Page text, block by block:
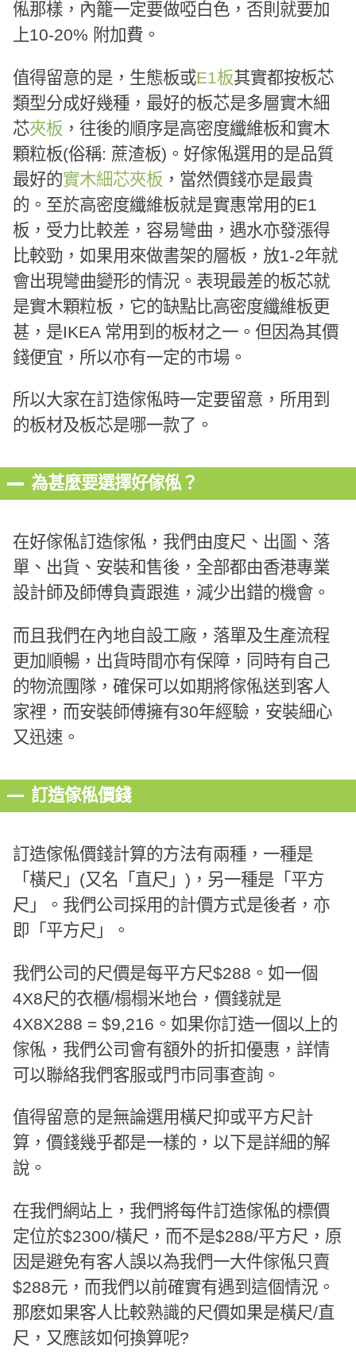
俬那樣，內籠一定要做啞白色，否則就要加
上10-20% 附加費。
值得留意的是，生態板或E1板其實都按板芯
類型分成好幾種，最好的板芯是多層實木細
芯夾板 ，往後的順序是高密度纖維板和實木
顆粒板(俗稱: 蔗渣板)。好傢俬選用的是品質
最好的實木細芯夾板 ，當然價錢亦是最貴
的。至於高密度纖維板就是實惠常用的E1
板，受力比較差，容易彎曲，遇水亦發漲得
比較勁，如果用來做書架的層板，放1-2年就
會出現彎曲變形的情況。表現最差的板芯就
是實木顆粒板，它的缺點比高密度纖維板更
甚，是IKEA 常用到的板材之一。但因為其價
錢便宜，所以亦有一定的市場。
所以大家在訂造傢俬時一定要留意，所用到
的板材及板芯是哪一款了。
為甚麼要選擇好傢俬？
在好傢俬訂造傢俬，我們由度尺、出圖、落
單、出貨、安裝和售後，全部都由香港專業
設計師及師傅負責跟進，減少出錯的機會。
而且我們在內地自設工廠，落單及生產流程
更加順暢，出貨時間亦有保障，同時有自己
的物流團隊，確保可以如期將傢俬送到客人
家裡，而安裝師傅擁有30年經驗，安裝細心
又迅速。
訂造傢俬價錢
訂造傢俬價錢計算的方法有兩種，一種是
「橫尺」(又名「直尺」)，另一種是「平方
尺」。我們公司採用的計價方式是後者，亦
即「平方尺」。
我們公司的尺價是每平方尺$288。如一個
4X8尺的衣櫃/榻榻米地台，價錢就是
4X8X288 = $9,216。如果你訂造一個以上的
傢俬，我們公司會有額外的折扣優惠，詳情
可以聯絡我們客服或門市同事查詢。
值得留意的是無論選用橫尺抑或平方尺計
算，價錢幾乎都是一樣的，以下是詳細的解
說。
在我們網站上，我們將每件訂造傢俬的標價
定位於$2300/橫尺，而不是$288/平方尺，原
因是避免有客人誤以為我們一大件傢俬只賣
$288元，而我們以前確實有遇到這個情況。
那麽如果客人比較熟識的尺價如果是橫尺/直
尺，又應該如何換算呢?